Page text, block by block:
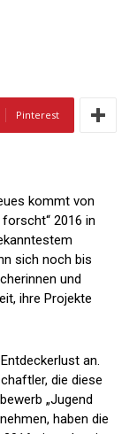
Pinterest
kommt von
2016 in
sich noch bis
und
ihre Projekte
an.
die diese
„Jugend
haben die